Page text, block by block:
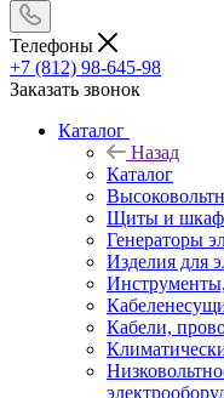
Телефоны
+7 (812) 98-645-98
Заказать звонок
Каталог
Назад
Каталог
Щиты и
Генераторы
Изделия для
Кабели,